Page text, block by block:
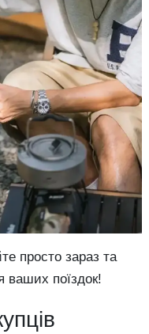
просто зараз та
ваших поїздок!